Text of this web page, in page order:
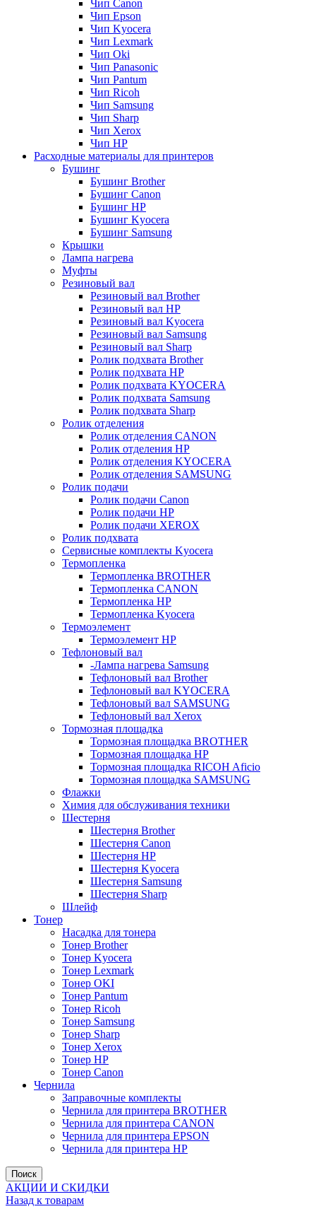
Чип Canon
Чип Epson
Чип Kyocera
Чип Lexmark
Чип Oki
Чип Panasonic
Чип Pantum
Чип Ricoh
Чип Samsung
Чип Sharp
Чип Xerox
Чип НР
Расходные материалы для принтеров
Бушинг
Бушинг Brother
Бушинг Canon
Бушинг HP
Бушинг Kyocera
Бушинг Samsung
Крышки
Лампа нагрева
Муфты
Резиновый вал
Резиновый вал Brother
Резиновый вал HP
Резиновый вал Kyocera
Резиновый вал Samsung
Резиновый вал Sharp
Ролик подхвата Brother
Ролик подхвата HP
Ролик подхвата KYOCERA
Ролик подхвата Samsung
Ролик подхвата Sharp
Ролик отделения
Ролик отделения CANON
Ролик отделения HP
Ролик отделения KYOCERA
Ролик отделения SAMSUNG
Ролик подачи
Ролик подачи Canon
Ролик подачи HP
Ролик подачи XEROX
Ролик подхвата
Сервисные комплекты Kyocera
Термопленка
Термопленка BROTHER
Термопленка CANON
Термопленка HP
Термопленка Kyocera
Термоэлемент
Термоэлемент НР
Тефлоновый вал
-Лампа нагрева Samsung
Тефлоновый вал Brother
Тефлоновый вал KYOCERA
Тефлоновый вал SAMSUNG
Тефлоновый вал Xerox
Тормозная площадка
Тормозная площадка BROTHER
Тормозная площадка HP
Тормозная площадка RICOH Aficio
Тормозная площадка SAMSUNG
Флажки
Химия для обслуживания техники
Шестерня
Шестерня Brother
Шестерня Canon
Шестерня HP
Шестерня Kyocera
Шестерня Samsung
Шестерня Sharp
Шлейф
Тонер
Насадка для тонера
Тонер Brother
Тонер Kyocera
Тонер Lexmark
Тонер OKI
Тонер Pantum
Тонер Ricoh
Тонер Samsung
Тонер Sharp
Тонер Xerox
Тонер НР
Тонер Саnon
Чернила
Заправочные комплекты
Чернила для принтера BROTHER
Чернила для принтера CANON
Чернила для принтера EPSON
Чернила для принтера HP
Поиск
АКЦИИ И СКИДКИ
Назад к товарам